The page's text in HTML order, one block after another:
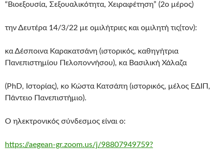
“Βιοεξουσία, Σεξουαλικότητα, Χειραφέτηση” (2ο μέρος)
την Δευτέρα 14/3/22 με ομιλήτριες και ομιλητή τις(τον):
κα Δέσποινα Καρακατσάνη (ιστορικός, καθηγήτρια
Πανεπιστημίου Πελοποννήσου), κα Βασιλική Χάλαζα
(PhD, Ιστορίας), κο Κώστα Κατσάπη (ιστορικός, μέλος ΕΔΙΠ,
Πάντειο Πανεπιστήμιο).
Ο ηλεκτρονικός σύνδεσμος είναι ο:
https://aegean-gr.zoom.us/j/98807949759?